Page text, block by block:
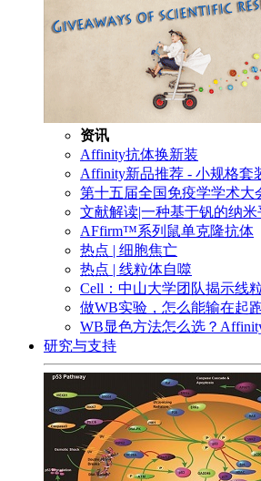
资讯
Affinity抗体换新装
Affinity新品推荐 - 小规格套
第十五届全国免疫学学术大
文献解读|一种基于钒的纳
AFfirm™系列鼠单克隆抗体
热点 | 细胞焦亡
热点 | 线粒体自噬
Cell：中山大学团队揭示线
做WB实验，怎么能输在起
WB显色方法怎么选？
研究与支持